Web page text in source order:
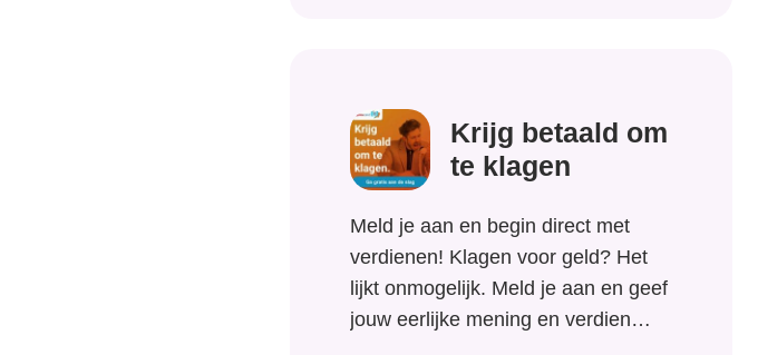
Krijg betaald om
te klagen
Meld je aan en begin direct met
verdienen! Klagen voor geld? Het
lijkt onmogelijk. Meld je aan en geef
jouw eerlijke mening en verdien